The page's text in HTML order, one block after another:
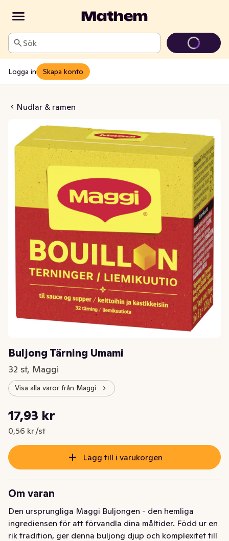
Sök
Logga in Skapa konto
Nudlar & ramen
Umami
Buljong Tärning Umami
32 st, Maggi
Visa alla varor från Maggi
Nuvarande pris är: 17,93 kr
17,93 kr
0,56 kr /st
Styckpris: 0,56 kr /st
Lägg till i varukorgen
Om varan
Den ursprungliga Maggi Buljongen - den hemliga
ingrediensen för att förvandla dina måltider. Född ur en
rik tradition, ger denna buljong djup och komplexitet till